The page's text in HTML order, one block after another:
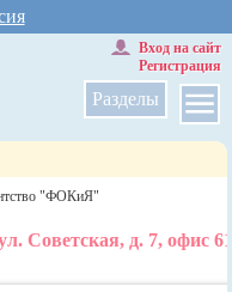
Разделы
Вход на сайт
Регистрация
"ФОКиЯ"
Советская, д. 7, офис